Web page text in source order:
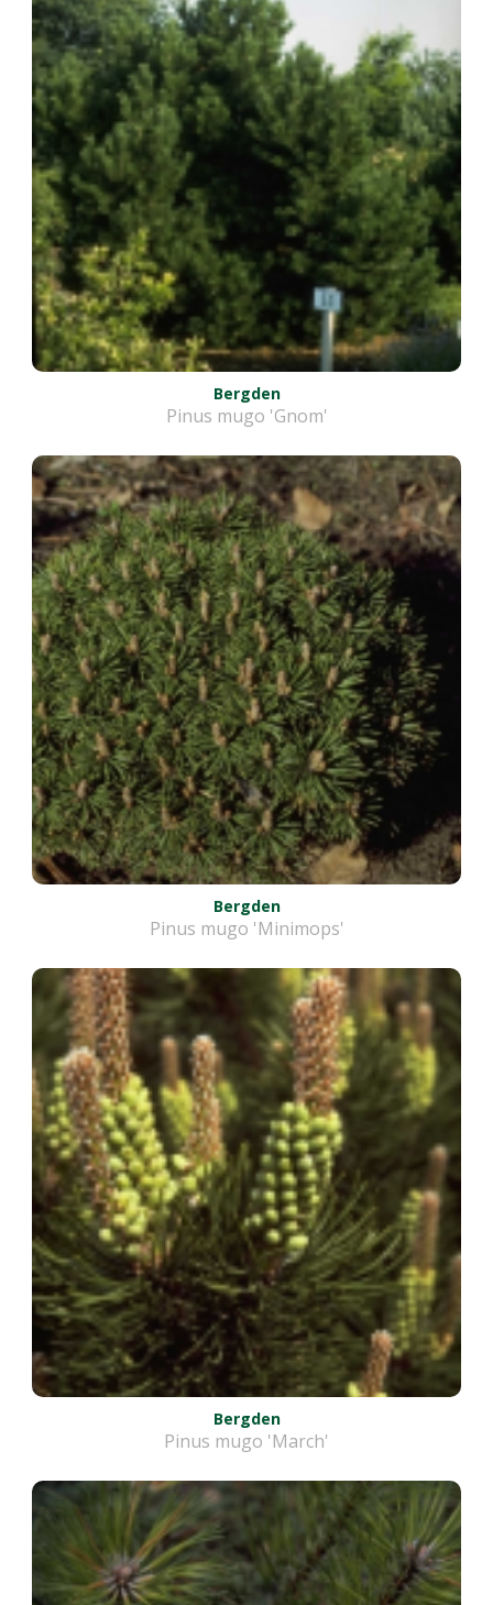
Bergden
Pinus mugo 'Gnom'
Bergden
Pinus mugo 'Minimops'
Bergden
Pinus mugo 'March'